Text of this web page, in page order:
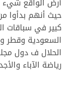
حيث أنهم بدأوا
كبير في سباقات
السعودية وقطر
الحلال ف دول
رياضة الآباء